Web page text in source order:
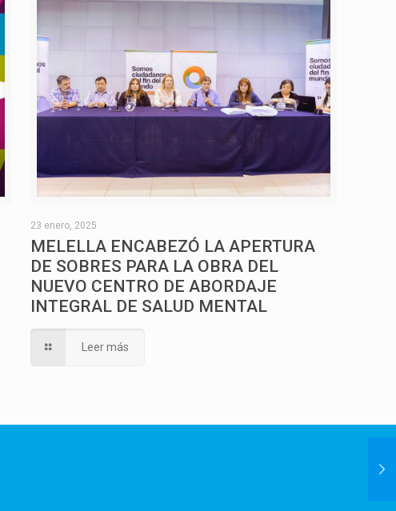
23 enero, 2025
MELELLA ENCABEZÓ LA APERTURA
DE SOBRES PARA LA OBRA DEL
NUEVO CENTRO DE ABORDAJE
INTEGRAL DE SALUD MENTAL
Leer más